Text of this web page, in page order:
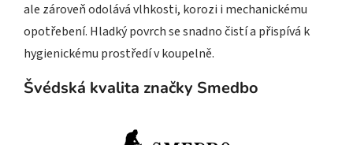
ale zároveň odolává vlhkosti, korozi i mechanickému
opotřebení. Hladký povrch se snadno čistí a přispívá k
hygienickému prostředí v koupelně.
Švédská kvalita značky Smedbo